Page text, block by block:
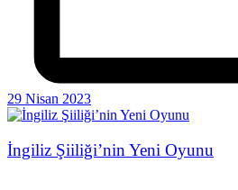
29 Nisan 2023
İngiliz Şiiliği’nin Yeni Oyunu